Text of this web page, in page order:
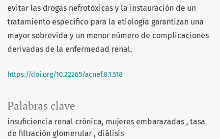
Palabras clave
insuficiencia renal crónica mujeres embarazadas
tasa
de filtración glomerular
diálisis
evitar las drogas nefrotóxicas y la instauración de un
tratamiento específico para la etiología garantizan una
mayor sobrevida y un menor número de complicaciones
derivadas de la enfermedad renal.
https://doi.org/10.22265/acnef.8.1.518